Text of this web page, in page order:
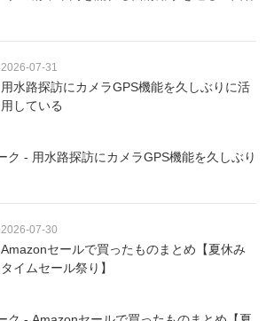
2026-07-31
用水路探訪にカメラGPS機能を久しぶりに活
用している
2026-07-30
Amazonセールで買ったものまとめ【夏休み
タイムセール祭り】